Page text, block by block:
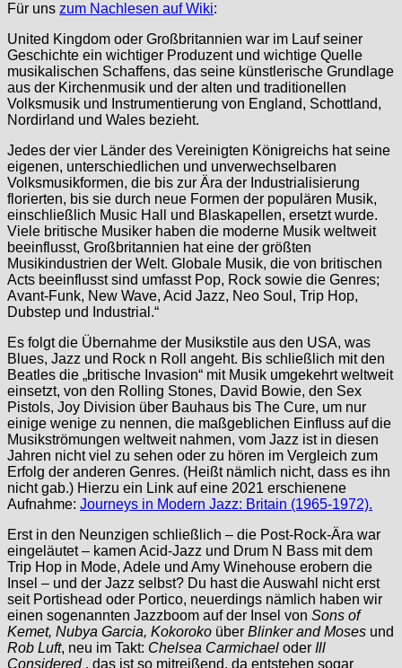
Für uns zum Nachlesen auf Wiki:
United Kingdom oder Großbritannien war im Lauf seiner
Geschichte ein wichtiger Produzent und wichtige Quelle
musikalischen Schaffens, das seine künstlerische Grundlage
aus der Kirchenmusik und der alten und traditionellen
Volksmusik und Instrumentierung von England, Schottland,
Nordirland und Wales bezieht.
Jedes der vier Länder des Vereinigten Königreichs hat seine
eigenen, unterschiedlichen und unverwechselbaren
Volksmusikformen, die bis zur Ära der Industrialisierung
florierten, bis sie durch neue Formen der populären Musik,
einschließlich Music Hall und Blaskapellen, ersetzt wurde.
Viele britische Musiker haben die moderne Musik weltweit
beeinflusst, Großbritannien hat eine der größten
Musikindustrien der Welt. Globale Musik, die von britischen
Acts beeinflusst sind umfasst Pop, Rock sowie die Genres;
Avant-Funk, New Wave, Acid Jazz, Neo Soul, Trip Hop,
Dubstep und Industrial.“
Es folgt die Übernahme der Musikstile aus den USA, was
Blues, Jazz und Rock n Roll angeht. Bis schließlich mit den
Beatles die „britische Invasion“ mit Musik umgekehrt weltweit
einsetzt, von den Rolling Stones, David Bowie, den Sex
Pistols, Joy Division über Bauhaus bis The Cure, um nur
einige wenige zu nennen, die maßgeblichen Einfluss auf die
Musikströmungen weltweit nahmen, vom Jazz ist in diesen
Jahren nicht viel zu sehen oder zu hören im Vergleich zum
Erfolg der anderen Genres. (Heißt nämlich nicht, dass es ihn
nicht gab.) Hierzu ein Link auf eine 2021 erschienene
Aufnahme: Journeys in Modern Jazz: Britain (1965-1972).
Erst in den Neunzigen schließlich – die Post-Rock-Ära war
eingeläutet – kamen Acid-Jazz und Drum N Bass mit dem
Trip Hop in Mode, Adele und Amy Winehouse erobern die
Insel – und der Jazz selbst? Du hast die Auswahl nicht erst
seit Portishead oder Portico, neuerdings nämlich haben wir
einen sogenannten Jazzboom auf der Insel von Sons of
Kemet, Nubya Garcia, Kokoroko über Blinker and Moses und
Rob Luft, neu im Takt: Chelsea Carmichael oder Ill
Considered, das ist so mitreißend, da entstehen sogar